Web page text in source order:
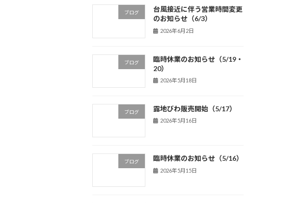
ブログ
台風接近に伴う営業時間変更
のお知らせ（6/3）
2026年6月2日
ブログ
臨時休業のお知らせ（5/19・
20）
2026年5月18日
ブログ 露地びわ販売開始（5/17）
2026年5月16日
ブログ 臨時休業のお知らせ（5/16）
2026年5月15日